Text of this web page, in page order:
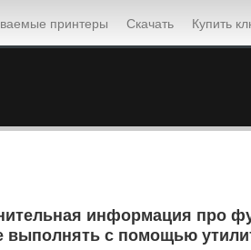
принтеры Скачать Купить
информация про
выполнять с помощью